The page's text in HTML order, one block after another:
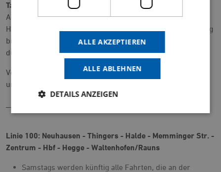
Takt zwischen Zentrum und Hauptbahnhof:
Auch für die Verbidnungen zwischen Zentrum und
Hauptbahnhof ergeben sich Änderungen. Es gibt von Montag
bis Freitag hier weiterhin einen engen Takt von
durchschnittlich 5,5 Minuten.
Verbindungen zwischen Zentrum und Hauptbahnhof rund
um die Uhr "Takt-Uhr"
Linie 100: Neuhausen - Thingers - Halde - Memminger Str. -
Zentrum - Hbf - Hegge - Waltenhofen/Rauns
Samstags werden künftig alle Fahrten, die an der
ALLE AKZEPTIEREN
ALLE ABLEHNEN
DETAILS ANZEIGEN